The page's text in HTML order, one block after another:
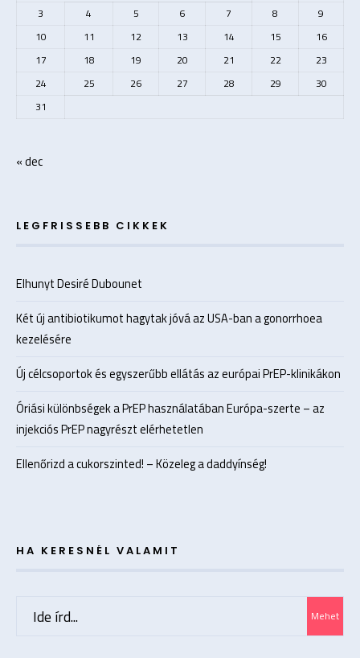
3
4 5 6 7 8
9
10
11 12 13 14 15
16
17
18 19 20 21 22
23
24
25 26 27 28 29
30
31
« dec
LEGFRISSEBB CIKKEK
Elhunyt Desiré Dubounet
Két új antibiotikumot hagytak jóvá az USA-ban a gonorrhoea
kezelésére
Új célcsoportok és egyszerűbb ellátás az európai PrEP-klinikákon
Óriási különbségek a PrEP használatában Európa-szerte – az
injekciós PrEP nagyrészt elérhetetlen
Ellenőrizd a cukorszinted! – Közeleg a daddyínség!
HA KERESNÉL VALAMIT
Mehet